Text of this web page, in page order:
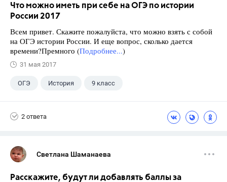
Что можно иметь при себе на ОГЭ по истории
России 2017
Всем привет. Скажите пожалуйста, что можно взять с собой
на ОГЭ истории России. И еще вопрос, сколько дается
времени?Премного (Подробнее...)
31 мая 2017
ОГЭ История 9 класс
2 ответа
Светлана Шаманаева
Расскажите, будут ли добавлять баллы за